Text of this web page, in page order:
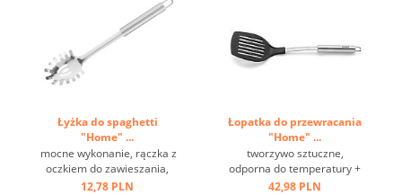
Łyżka do spaghetti
"Home" ...
mocne wykonanie, rączka z
oczkiem do zawieszania,
stal nierdzewna ...
12,78 PLN
Łopatka do przewracania
"Home" ...
tworzywo sztuczne,
odporna do temperatury +
220 st.C, stal nierdzewna,
42,98 PLN